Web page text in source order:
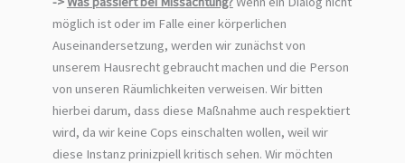
möglich ist oder im Falle einer körperlichen
Auseinandersetzung, werden wir zunächst von
unserem Hausrecht gebraucht machen und die Person
von unseren Räumlichkeiten verweisen. Wir bitten
hierbei darum, dass diese Maßnahme auch respektiert
wird, da wir keine Cops einschalten wollen, weil wir
diese Instanz prinizpiell kritisch sehen. Wir möchten